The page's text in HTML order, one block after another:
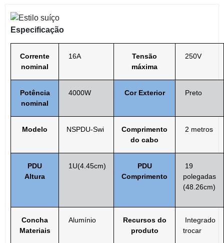
Especificação
Corrente
nominal
16A
Tensão
máxima
250V
Potência
nominal
4000W Cor Exterior Preto
Modelo NSPDU-Swi
Comprimento
do cabo
2 metros
PDU
Altura
1U(4.45cm)
PDU
Comprimento
19
polegadas
(48.26cm)
Concha
Materiais
Alumínio
Recursos do
produto
Integrado
trocar